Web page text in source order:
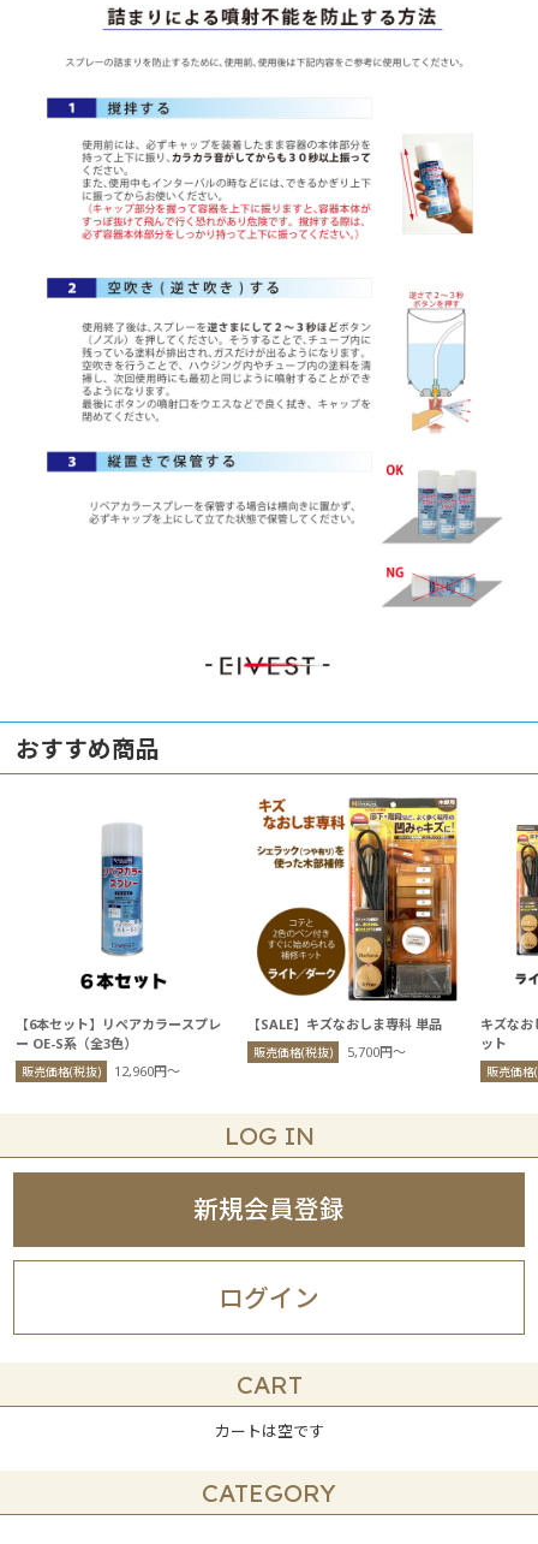
おすすめ商品
【6本セット】リペアカラースプレ
ー OE-S系（全3色）
販売価格(税抜) 12,960円〜
【SALE】キズなおしま専科 単品
販売価格(税抜) 5,700円〜
キズなお
ット
販売価格
LOG IN
ログイン
新規会員登録
CART
カートは空です
CATEGORY